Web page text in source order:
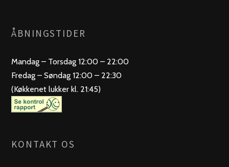
ÅBNINGSTIDER
Mandag – Torsdag 12:00 – 22:00
Fredag – Søndag 12:00 – 22:30
(Køkkenet lukker kl. 21:45)
KONTAKT OS